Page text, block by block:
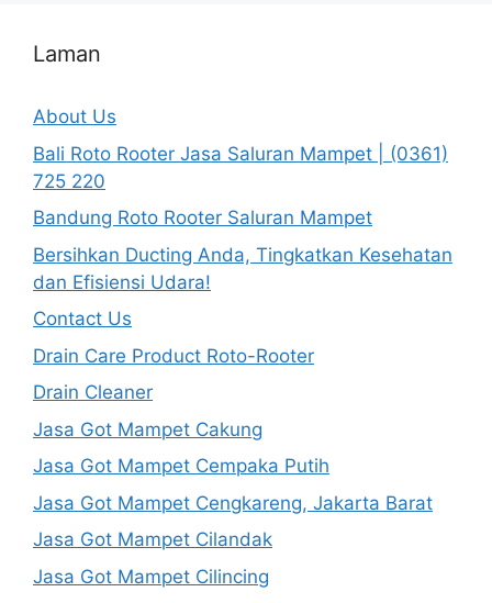
Laman
About Us
Bali Roto Rooter Jasa Saluran Mampet | (0361)
725 220
Bandung Roto Rooter Saluran Mampet
Bersihkan Ducting Anda, Tingkatkan Kesehatan
dan Efisiensi Udara!
Contact Us
Drain Care Product Roto-Rooter
Drain Cleaner
Jasa Got Mampet Cakung
Jasa Got Mampet Cempaka Putih
Jasa Got Mampet Cengkareng, Jakarta Barat
Jasa Got Mampet Cilandak
Jasa Got Mampet Cilincing